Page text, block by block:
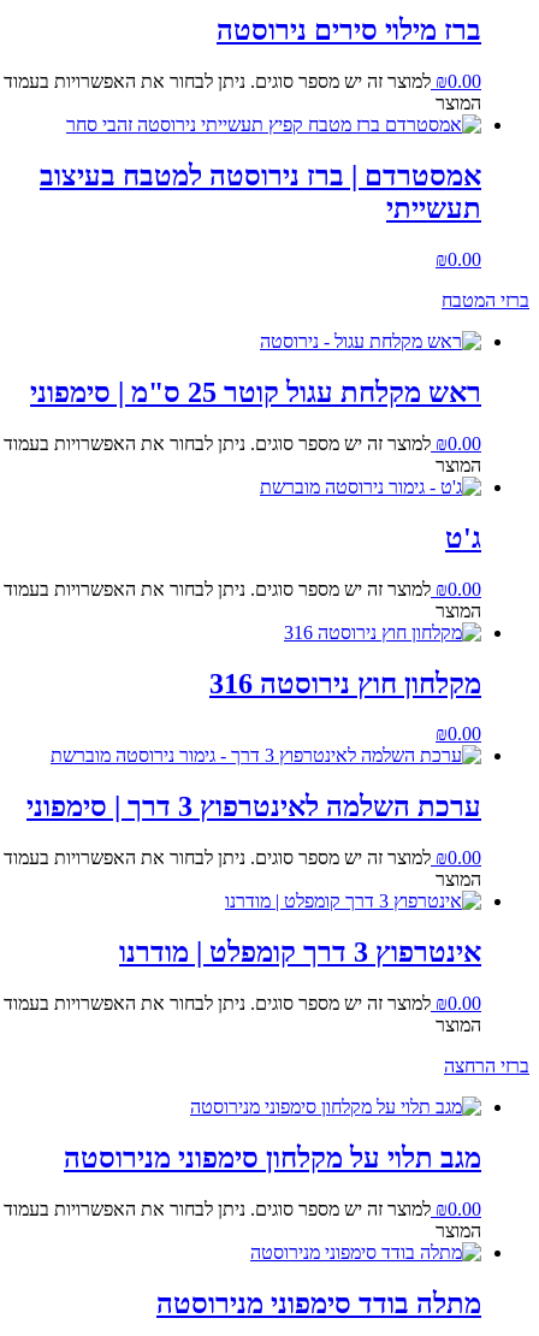
ברז מילוי סירים נירוסטה
₪0.00
למוצר זה יש מספר סוגים. ניתן לבחור את האפשרויות בעמוד
המוצר
אמסטרדם | ברז נירוסטה למטבח בעיצוב
תעשייתי
₪0.00
ברזי המטבח
ראש מקלחת עגול קוטר 25 ס"מ | סימפוני
₪0.00
למוצר זה יש מספר סוגים. ניתן לבחור את האפשרויות בעמוד
המוצר
ג'ט
₪0.00
למוצר זה יש מספר סוגים. ניתן לבחור את האפשרויות בעמוד
המוצר
מקלחון חוץ נירוסטה 316
₪0.00
ערכת השלמה לאינטרפוץ 3 דרך | סימפוני
₪0.00
למוצר זה יש מספר סוגים. ניתן לבחור את האפשרויות בעמוד
המוצר
אינטרפוץ 3 דרך קומפלט | מודרנו
₪0.00
למוצר זה יש מספר סוגים. ניתן לבחור את האפשרויות בעמוד
המוצר
ברזי הרחצה
מגב תלוי על מקלחון סימפוני מנירוסטה
₪0.00
למוצר זה יש מספר סוגים. ניתן לבחור את האפשרויות בעמוד
המוצר
מתלה בודד סימפוני מנירוסטה